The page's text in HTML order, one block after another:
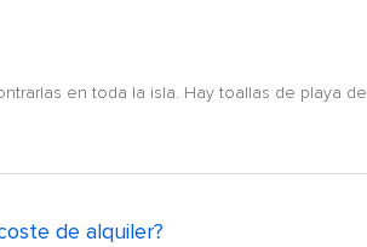
en toda la isla. Hay toallas de playa de
de alquiler?